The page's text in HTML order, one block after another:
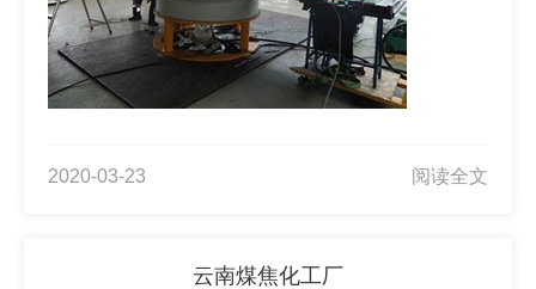
2020-03-23 阅读全文
云南煤焦化工厂